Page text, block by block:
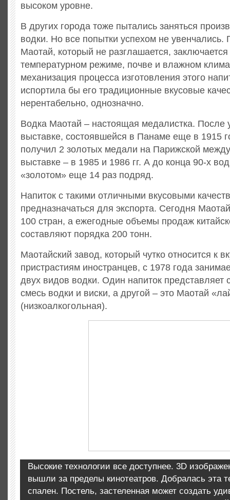
высоком уровне.
В других города тоже пытались заняться
водки. Но все попытки успехом не увенчались.
Маотай, который не разглашается,
температурном режиме, почве и влажном
механизация процесса изготовления этого
испортила бы его традиционные вкусовые
нерентабельно, однозначно.
Водка Маотай – настоящая медалистка. После
выставке, состоявшейся в Панаме еще в 1915
получил 2 золотых медали на Парижской
выставке – в 1985 и 1986 гг. А до конца 90-х
«золотом» еще 14 раз подряд.
Напиток с такими отличными вкусовыми
предназначаться для экспорта. Сегодня
100 стран, а ежегодные объемы продаж
составляют порядка 200 тонн.
Маотайский завод, который чутко относится к
пристрастиям иностранцев, с 1978 года
двух видов водки. Один напиток представляет
смесь водки и виски, а другой – это Маотай
(низкоалкогольная).
Высокие технологии все доступнее. 3D
вышли за пределы кинотеатров. Добралась эта
спален. Постель, застеленная может создать